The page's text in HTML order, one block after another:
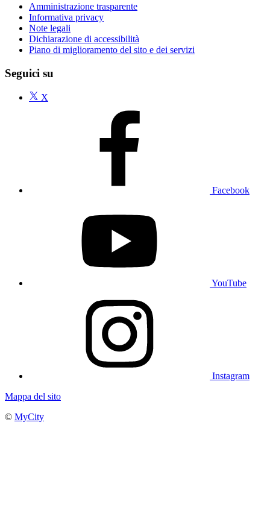
Amministrazione trasparente
Informativa privacy
Note legali
Dichiarazione di accessibilità
Piano di miglioramento del sito e dei servizi
Seguici su
X
Facebook
YouTube
Instagram
Mappa del sito
© MyCity